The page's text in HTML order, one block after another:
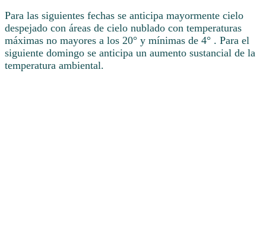
Para las siguientes fechas se anticipa mayormente cielo
despejado con áreas de cielo nublado con temperaturas
máximas no mayores a los 20° y mínimas de 4° . Para el
siguiente domingo se anticipa un aumento sustancial de la
temperatura ambiental.